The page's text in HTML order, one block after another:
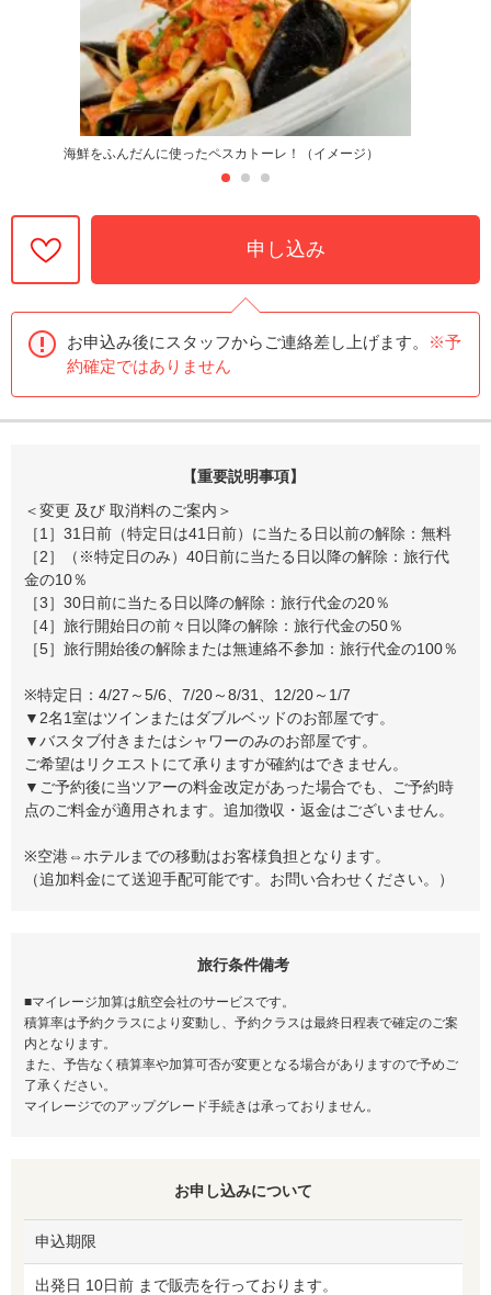
海鮮をふんだんに使ったペスカトーレ！（イメージ）
申し込み
お申込み後にスタッフからご連絡差し上げます。
※予
約確定ではありません
【重要説明事項】
＜変更 及び 取消料のご案内＞
［1］31日前（特定日は41日前）に当たる日以前の解除：無料
［2］（※特定日のみ）40日前に当たる日以降の解除：旅行代
金の10％
［3］30日前に当たる日以降の解除：旅行代金の20％
［4］旅行開始日の前々日以降の解除：旅行代金の50％
［5］旅行開始後の解除または無連絡不参加：旅行代金の100％
※特定日：4/27～5/6、7/20～8/31、12/20～1/7
▼2名1室はツインまたはダブルベッドのお部屋です。
▼バスタブ付きまたはシャワーのみのお部屋です。
ご希望はリクエストにて承りますが確約はできません。
▼ご予約後に当ツアーの料金改定があった場合でも、ご予約時
点のご料金が適用されます。追加徴収・返金はございません。
※空港⇔ホテルまでの移動はお客様負担となります。
（追加料金にて送迎手配可能です。お問い合わせください。）
旅行条件備考
■マイレージ加算は航空会社のサービスです。
積算率は予約クラスにより変動し、予約クラスは最終日程表で確定のご案
内となります。
また、予告なく積算率や加算可否が変更となる場合がありますので予めご
了承ください。
マイレージでのアップグレード手続きは承っておりません。
お申し込みについて
申込期限
出発日 10日前 まで販売を行っております。